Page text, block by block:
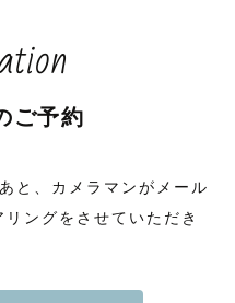
ご予約
と、カメラマンがメール
ングをさせていただき